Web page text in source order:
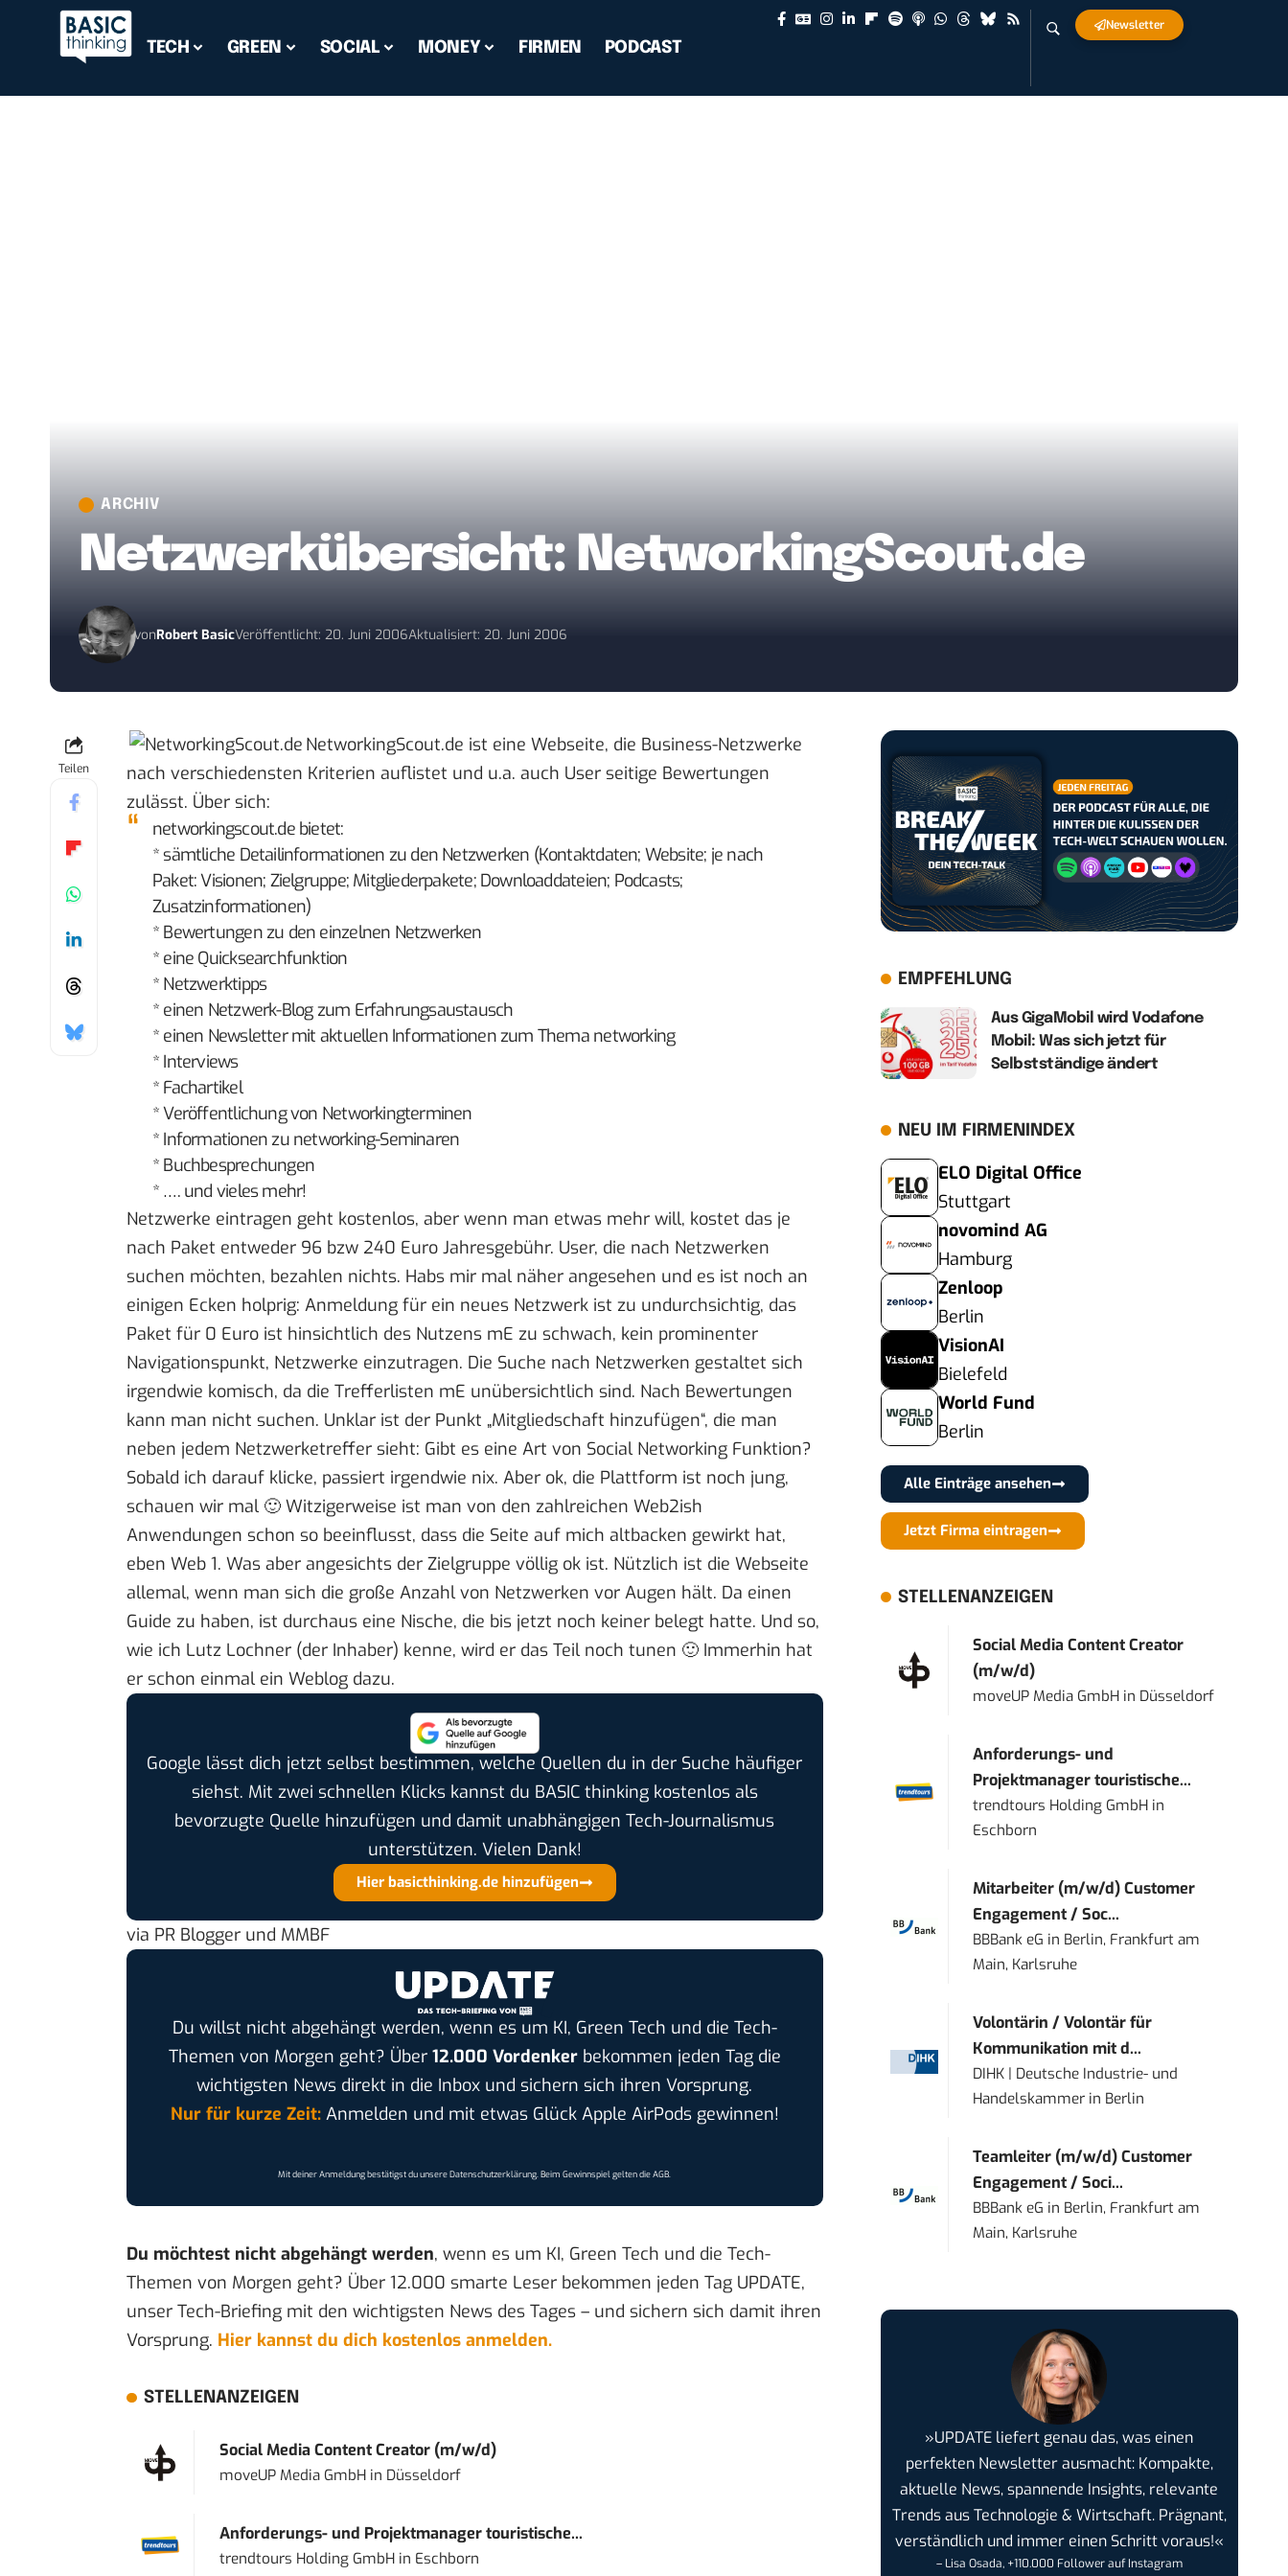
TECH GREEN SOCIAL MONEY FIRMEN PODCAST
Newsletter
ARCHIV
Netzwerkübersicht: NetworkingScout.de
vonRobert BasicVeröffentlicht: 20. Juni 2006Aktualisiert: 20. Juni 2006
Teilen
NetworkingScout.de ist eine Webseite, die Business-Netzwerke
nach verschiedensten Kriterien auflistet und u.a. auch User seitige Bewertungen
zulässt. Über sich:
networkingscout.de bietet:
* sämtliche Detailinformationen zu den Netzwerken (Kontaktdaten; Website; je nach
Paket: Visionen; Zielgruppe; Mitgliederpakete; Downloaddateien; Podcasts;
Zusatzinformationen)
* Bewertungen zu den einzelnen Netzwerken
* eine Quicksearchfunktion
* Netzwerktipps
* einen Netzwerk-Blog zum Erfahrungsaustausch
* einen Newsletter mit aktuellen Informationen zum Thema networking
* Interviews
* Fachartikel
* Veröffentlichung von Networkingterminen
* Informationen zu networking-Seminaren
* Buchbesprechungen
* …. und vieles mehr!
Netzwerke eintragen geht kostenlos, aber wenn man etwas mehr will, kostet das je
nach Paket entweder 96 bzw 240 Euro Jahresgebühr. User, die nach Netzwerken
suchen möchten, bezahlen nichts. Habs mir mal näher angesehen und es ist noch an
einigen Ecken holprig: Anmeldung für ein neues Netzwerk ist zu undurchsichtig, das
Paket für 0 Euro ist hinsichtlich des Nutzens mE zu schwach, kein prominenter
Navigationspunkt, Netzwerke einzutragen. Die Suche nach Netzwerken gestaltet sich
irgendwie komisch, da die Trefferlisten mE unübersichtlich sind. Nach Bewertungen
kann man nicht suchen. Unklar ist der Punkt „Mitgliedschaft hinzufügen“, die man
neben jedem Netzwerketreffer sieht: Gibt es eine Art von Social Networking Funktion?
Sobald ich darauf klicke, passiert irgendwie nix. Aber ok, die Plattform ist noch jung,
schauen wir mal 🙂 Witzigerweise ist man von den zahlreichen Web2ish
Anwendungen schon so beeinflusst, dass die Seite auf mich altbacken gewirkt hat,
eben Web 1. Was aber angesichts der Zielgruppe völlig ok ist. Nützlich ist die Webseite
allemal, wenn man sich die große Anzahl von Netzwerken vor Augen hält. Da einen
Guide zu haben, ist durchaus eine Nische, die bis jetzt noch keiner belegt hatte. Und so,
wie ich Lutz Lochner (der Inhaber) kenne, wird er das Teil noch tunen 🙂 Immerhin hat
er schon einmal ein Weblog dazu.
Google lässt dich jetzt selbst bestimmen, welche Quellen du in der Suche häufiger
siehst. Mit zwei schnellen Klicks kannst du BASIC thinking kostenlos als
bevorzugte Quelle hinzufügen und damit unabhängigen Tech-Journalismus
unterstützen. Vielen Dank!
Hier basicthinking.de hinzufügen
via PR Blogger und MMBF
Du willst nicht abgehängt werden, wenn es um KI, Green Tech und die Tech-
Themen von Morgen geht? Über 12.000 Vordenkerbekommen jeden Tag die
wichtigsten News direkt in die Inbox und sichern sich ihren Vorsprung.
Nur für kurze Zeit:Anmelden und mit etwas Glück Apple AirPods gewinnen!
Mit deiner Anmeldung bestätigst du unsereDatenschutzerklärung. Beim Gewinnspiel gelten dieAGB.
Du möchtest nicht abgehängt werden, wenn es um KI, Green Tech und die Tech-
Themen von Morgen geht? Über 12.000 smarte Leser bekommen jeden Tag UPDATE,
unser Tech-Briefing mit den wichtigsten News des Tages – und sichern sich damit ihren
Vorsprung. Hier kannst du dich kostenlos anmelden.
STELLENANZEIGEN
Social Media Content Creator (m/w/d)
moveUP Media GmbHin Düsseldorf
Anforderungs- und Projektmanager touristische...
trendtours Holding GmbHin Eschborn
EMPFEHLUNG
Aus GigaMobil wird Vodafone
Mobil: Was sich jetzt für
Selbstständige ändert
NEU IM FIRMENINDEX
ELO Digital Office
Stuttgart
novomind AG
Hamburg
Zenloop
Berlin
VisionAI
Bielefeld
World Fund
Berlin
Alle Einträge ansehen
Jetzt Firma eintragen
STELLENANZEIGEN
Social Media Content Creator
(m/w/d)
moveUP Media GmbH in Düsseldorf
Anforderungs- und
Projektmanager touristische...
trendtours Holding GmbH in
Eschborn
Mitarbeiter (m/w/d) Customer
Engagement / Soc...
BBBank eG in Berlin, Frankfurt am
Main, Karlsruhe
Volontärin / Volontär für
Kommunikation mit d...
DIHK | Deutsche Industrie- und
Handelskammer in Berlin
Teamleiter (m/w/d) Customer
Engagement / Soci...
BBBank eG in Berlin, Frankfurt am
Main, Karlsruhe
»UPDATE liefert genau das, was einen
perfekten Newsletter ausmacht: Kompakte,
aktuelle News, spannende Insights, relevante
Trends aus Technologie & Wirtschaft. Prägnant,
verständlich und immer einen Schritt voraus!«
– Lisa Osada, +110.000 Follower auf Instagram